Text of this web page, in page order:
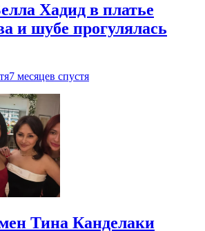
Хадид в платье
и шубе прогулялась
7 месяцев спустя
Тина Канделаки